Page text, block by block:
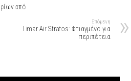
από
Επόμενη
Limar Air Stratos: Φτιαγμένο για
περιπέτεια